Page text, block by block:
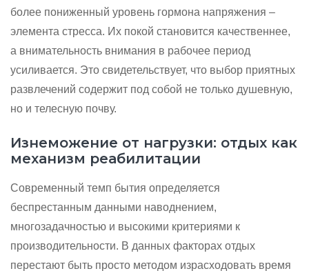
более пониженный уровень гормона напряжения –
элемента стресса. Их покой становится качественнее,
а внимательность внимания в рабочее период
усиливается. Это свидетельствует, что выбор приятных
развлечений содержит под собой не только душевную,
но и телесную почву.
Изнеможение от нагрузки: отдых как
механизм реабилитации
Современный темп бытия определяется
беспрестанным данными наводнением,
многозадачностью и высокими критериями к
производительности. В данных факторах отдых
перестают быть просто методом израсходовать время